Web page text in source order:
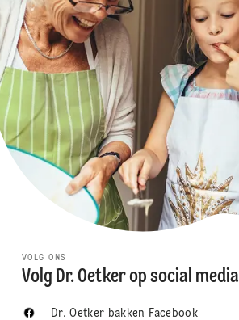
VOLG ONS
Volg Dr. Oetker op social media
Dr. Oetker bakken Facebook